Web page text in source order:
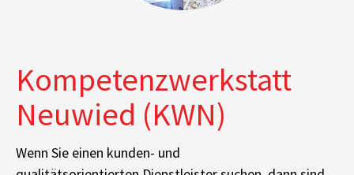
Kompetenzwerkstatt
Neuwied (KWN)
Wenn Sie einen kunden- und